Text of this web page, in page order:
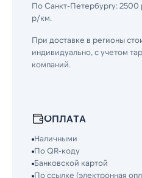
По Санкт-Петербургу: 2500
р/км.
При доставке в регионы
индивидуально, с учетом
компаний.
ОПЛАТА
Наличными
По QR-коду
Банковской картой
По ссылке (электронная